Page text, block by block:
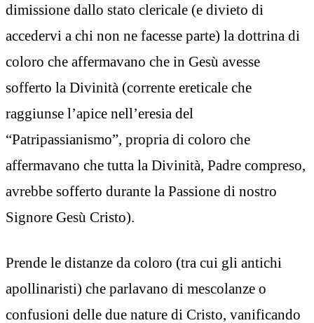
dimissione dallo stato clericale (e divieto di
accedervi a chi non ne facesse parte) la dottrina di
coloro che affermavano che in Gesù avesse
sofferto la Divinità (corrente ereticale che
raggiunse l’apice nell’eresia del
“Patripassianismo”, propria di coloro che
affermavano che tutta la Divinità, Padre compreso,
avrebbe sofferto durante la Passione di nostro
Signore Gesù Cristo).
Prende le distanze da coloro (tra cui gli antichi
apollinaristi) che parlavano di mescolanze o
confusioni delle due nature di Cristo, vanificando